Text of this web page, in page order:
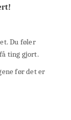
Du føler
ting gjort.
før det er